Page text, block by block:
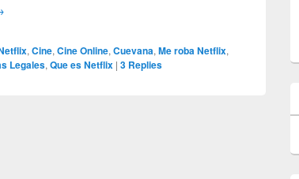
,Cine,Cine Online,Cuevana,Me roba Netflix,
Legales,Que es Netflix |3 Replies